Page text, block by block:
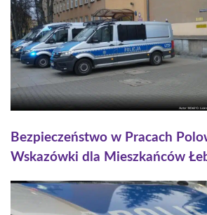
Bezpieczeństwo w Pracach
Wskazówki dla Mieszkańców